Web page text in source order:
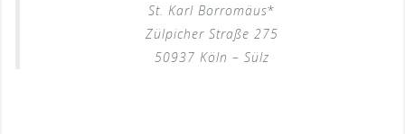
St. Karl Borromäus*
Zülpicher Straße 275
50937 Köln – Sülz